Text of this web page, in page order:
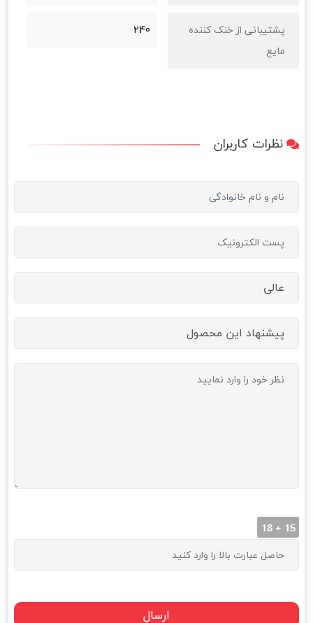
پشتیبانی از خنک کننده
مایع
240
نظرات کاربران